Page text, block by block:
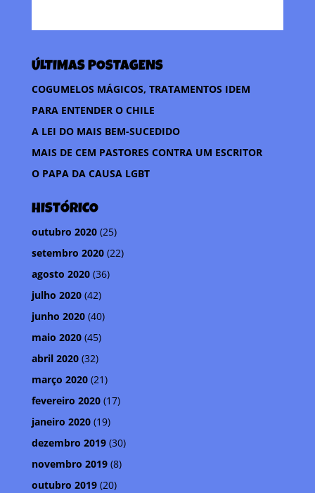
c
b
o
o
k
i
t
e
r
a
s
A
p
p
m
a
r
t
i
l
h
ÚLTIMAS POSTAGENS
COGUMELOS MÁGICOS, TRATAMENTOS IDEM
PARA ENTENDER O CHILE
A LEI DO MAIS BEM-SUCEDIDO
MAIS DE CEM PASTORES CONTRA UM ESCRITOR
O PAPA DA CAUSA LGBT
HISTÓRICO
outubro 2020(25)
setembro 2020(22)
agosto 2020(36)
julho 2020(42)
junho 2020(40)
maio 2020(45)
abril 2020(32)
março 2020(21)
fevereiro 2020(17)
janeiro 2020(19)
dezembro 2019(30)
novembro 2019(8)
outubro 2019(20)